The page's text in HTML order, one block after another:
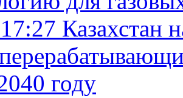
Казахстан
году